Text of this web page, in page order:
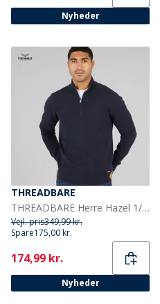
Nyheder
THREADBARE
THREADBARE Herre Hazel 1/4 lynlås jumper navy
Vejl. pris349,99 kr.
Spare175,00 kr.
Current
174,99 kr.
Nyheder